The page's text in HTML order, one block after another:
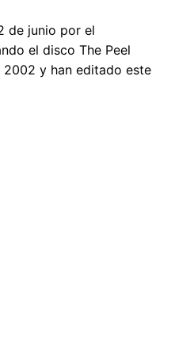
de junio por el
el disco The Peel
2002 y han editado este